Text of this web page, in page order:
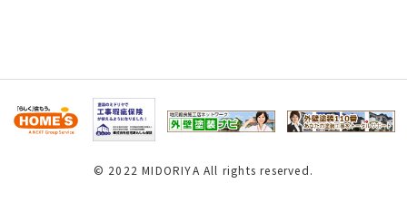
© 2022 MIDORIYA All rights reserved.